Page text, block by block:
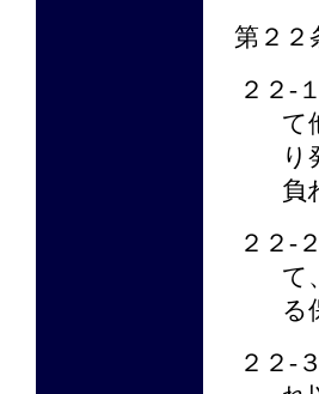
第２２
２２-
て
り
負
２２-
て
る
２２-